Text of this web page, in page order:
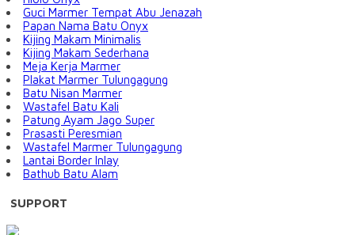
Guci Marmer Tempat Abu Jenazah
Papan Nama Batu Onyx
Kijing Makam Minimalis
Kijing Makam Sederhana
Meja Kerja Marmer
Plakat Marmer Tulungagung
Batu Nisan Marmer
Wastafel Batu Kali
Patung Ayam Jago Super
Prasasti Peresmian
Wastafel Marmer Tulungagung
Lantai Border Inlay
Bathub Batu Alam
SUPPORT